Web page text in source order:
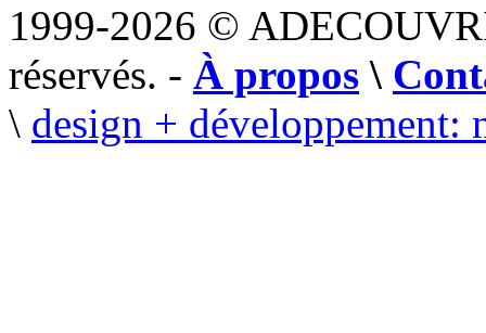
1999-2026 ©
réservés. - À propos \
\ design + développement: